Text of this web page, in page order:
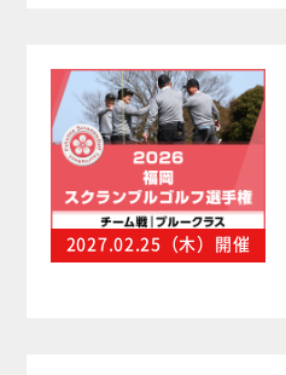
2027.02.25（木）開催